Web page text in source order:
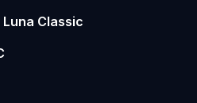
Classic